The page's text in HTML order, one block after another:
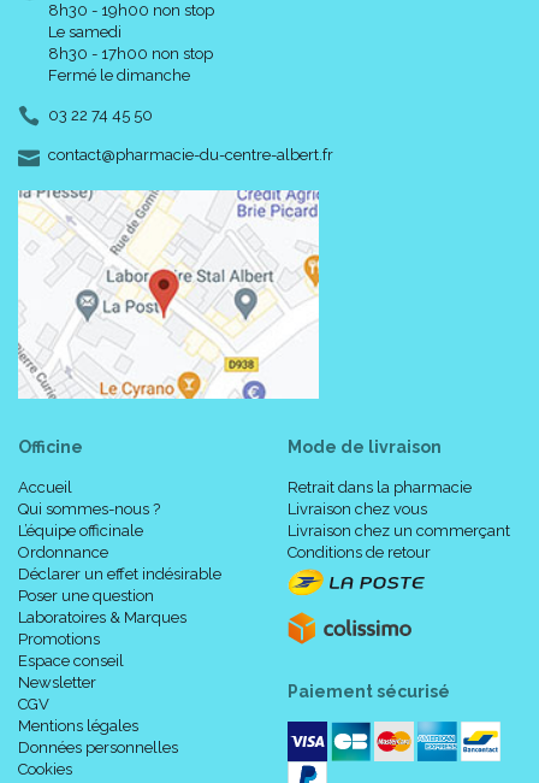
Code ACL : 6861684
Code EAN : 3700368616840
8h30 - 19h00 non stop
Le samedi
8h30 - 17h00 non stop
Fermé le dimanche
03 22 74 45 50
contact-
@-
pharmacie-du-centre-albert.fr
Officine
Accueil
Qui sommes-nous ?
L’équipe officinale
Ordonnance
Déclarer un effet indésirable
Poser une question
Laboratoires & Marques
Promotions
Espace conseil
Newsletter
CGV
Mentions légales
Données personnelles
Cookies
Mode de livraison
Retrait dans la pharmacie
Livraison chez vous
Livraison chez un commerçant
Conditions de retour
Paiement sécurisé